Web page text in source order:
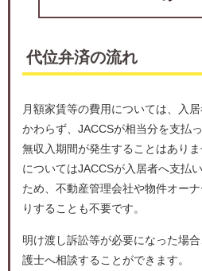
代位弁済の流れ
月額家賃等の費用については、入
かわらず、JACCSが相当分を支払
無収入期間が発生することはあり
についてはJACCSが入居者へ支払
ため、不動産管理会社や物件オー
りすることも不要です。
明け渡し訴訟等が必要になった場
護士へ相談することができます。